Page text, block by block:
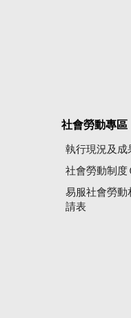
社會勞動專區
執行現況及成
社會勞動制度
易服社會勞動
請表